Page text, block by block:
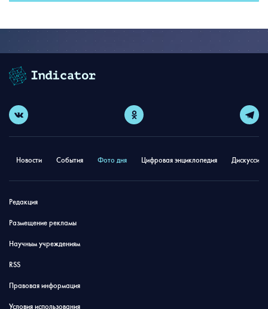
Новости События Фото дня Цифровая энциклопедия
Редакция
Размещение рекламы
Научным учреждениям
RSS
Правовая информация
Условия использования